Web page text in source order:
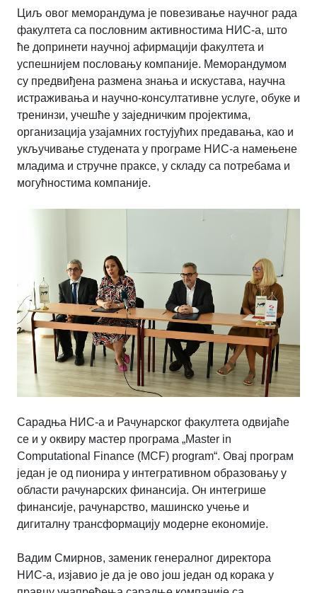
Циљ овог меморандума је повезивање научног рада
факултета са пословним активностима НИС-а, што
ће допринети научној афирмацији факултета и
успешнијем пословању компаније. Меморандумом
су предвиђена размена знања и искустава, научна
истраживања и научно-консултативне услуге, обуке и
тренинзи, учешће у заједничким пројектима,
организација узајамних гостујућих предавања, као и
укључивање студената у програме НИС-а намењене
младима и стручне праксе, у складу са потребама и
могућностима компаније.
Сарадња НИС-а и Рачунарског факултета одвијаће
се и у оквиру мастер програма „Master in
Computational Finance (MCF) program“. Овај програм
један је од пионира у интегративном образовању у
области рачунарских финансија. Он интегрише
финансије, рачунарство, машинско учење и
дигиталну трансформацију модерне економије.
Вадим Смирнов, заменик генералног директора
НИС-а, изјавио је да је ово још један од корака у